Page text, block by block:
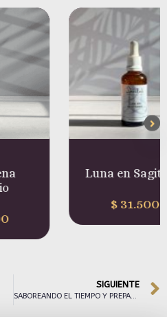
Luna en Sagitario
31.500
SIGUIENTE
SABOREANDO EL TIEMPO Y PREPARÁNDONOS PARA RECIBIR UN REGALO